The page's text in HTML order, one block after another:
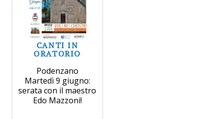
CANTI IN
ORATORIO
Podenzano
Martedì 9 giugno:
serata con il maestro
Edo Mazzoni!